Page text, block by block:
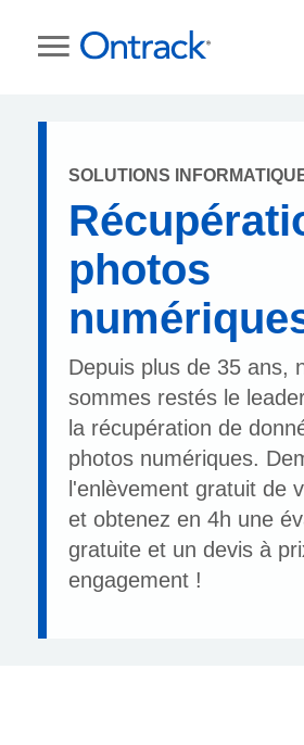
SOLUTIONS
photos
Depuis plus de 35 ans,
sommes restés le
la récupération de
photos numériques.
l'enlèvement gratuit de
et obtenez en 4h une
gratuite et un devis à
engagement !